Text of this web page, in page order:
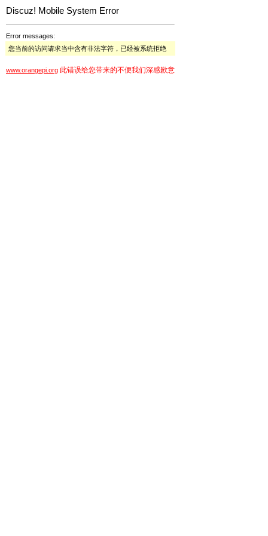
Discuz! Mobile System Error
Error messages:
您当前的访问请求当中含有非法字符，已经被系统拒绝
www.orangepi.org 此错误给您带来的不便我们深感歉意